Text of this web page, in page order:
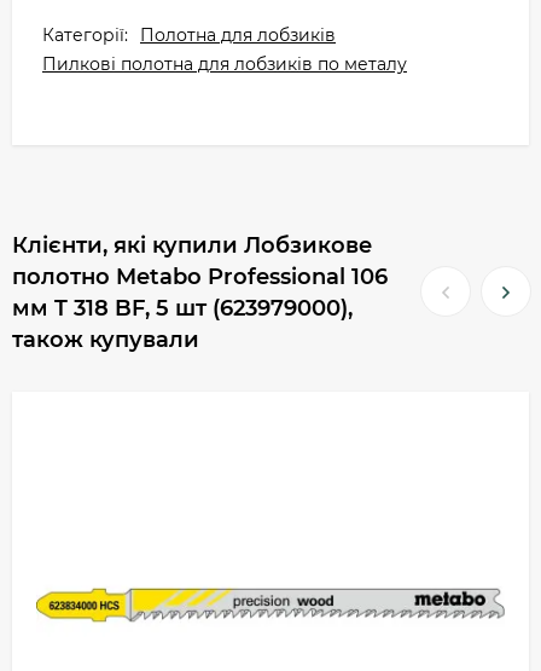
Категорії:
Полотна для лобзиків
Пилкові полотна для лобзиків по металу
Клієнти, які купили Лобзикове
полотно Metabo Professional 106
мм T 318 BF, 5 шт (623979000),
також купували